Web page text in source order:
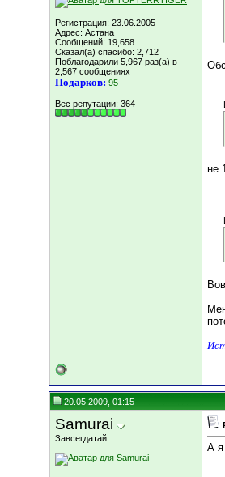
Регистрация: 23.06.2005
Адрес: Астана
Сообщений: 19,658
Сказал(а) спасибо: 2,712
Поблагодарили 5,967 раз(а) в
2,567 сообщениях
Подарков: 95
Вес репутации: 364
не
20.05.2009, 01:15
Samurai
Завсегдатай
А я